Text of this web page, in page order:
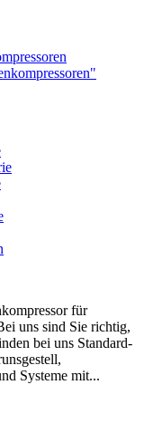
für
uns sind Sie richtig,
bei uns Standard-
Systeme mit...